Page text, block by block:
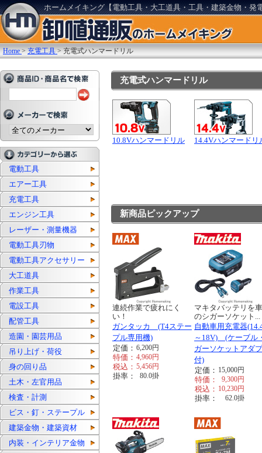
ホームメイキング【電動工具・大工道具・工具・建築金物・発
Home >充電工具 >充電式ハンマードリル
電動工具
エアー工具
充電工具
エンジン工具
レーザー・測量機器
電動工具刃物
電動工具アクセサリー
大工道具
作業工具
電設工具
配管工具
造園・園芸用品
吊り上げ・荷役
身の回り品
土木・左官用品
検査・計測
ビス・釘・ステープル
建築金物・建築資材
内装・インテリア金物
充電式ハンマードリル
10.8Vハンマードリル 14.4Vハンマードリ
新商品ピックアップ
連続作業で疲れにく
い！
ガンタッカ (T4ステー
プル専用機)
定価： 6,200円
特価： 4,960円
税込： 5,456円
掛率： 80.0掛
マキタバッテリを
のシガーソケット...
自動車用充電器
～18V) (ケーブル
ガーソケットアダ
付)
定価： 15,000円
特価： 9,300円
税込： 10,230円
掛率： 62.0掛